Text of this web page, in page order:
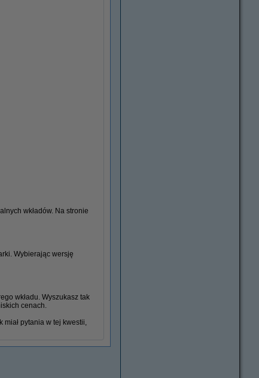
wkładów. Na stronie
Wybierając wersję
wkładu. Wyszukasz tak
cenach.
miał pytania w tej kwestii,